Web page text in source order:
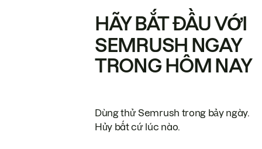
HÃY BẮT ĐẦU VỚI
SEMRUSH NGAY
TRONG HÔM NAY
Dùng thử Semrush trong bảy ngày.
Hủy bất cứ lúc nào.